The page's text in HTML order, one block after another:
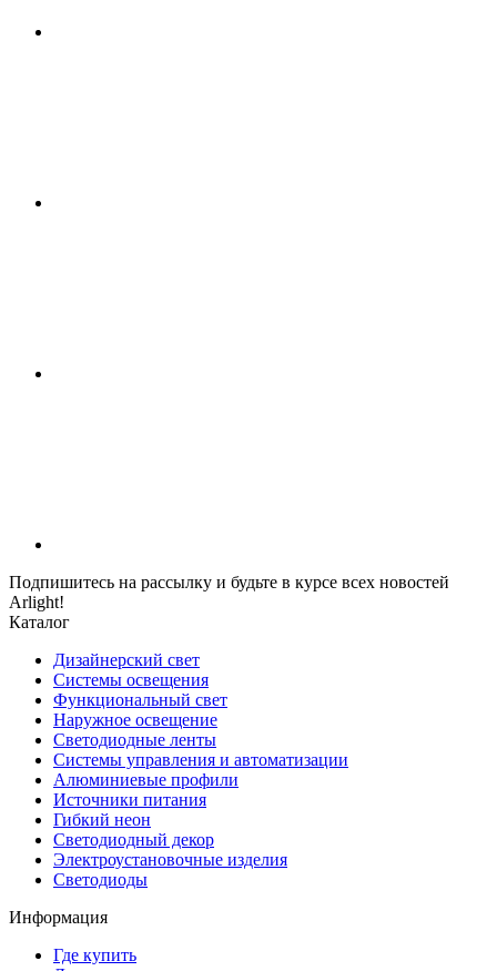
Подпишитесь на рассылку и будьте в курсе всех новостей
Arlight!
Каталог
Дизайнерский свет
Системы освещения
Функциональный свет
Наружное освещение
Светодиодные ленты
Системы управления и автоматизации
Алюминиевые профили
Источники питания
Гибкий неон
Светодиодный декор
Электроустановочные изделия
Светодиоды
Информация
Где купить